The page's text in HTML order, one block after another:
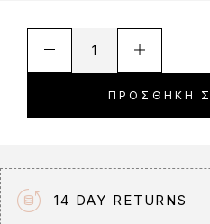
ΠΡΟΣΘΉΚΗ
a
t
i
14 DAY RETURNS